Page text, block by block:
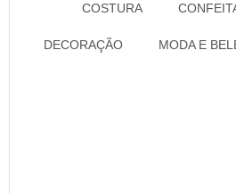
COSTURA
DECORAÇÃO MODA E